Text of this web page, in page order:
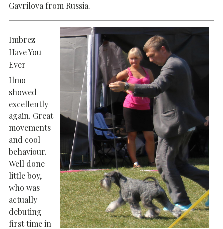
Gavrilova from Russia.
Imbrez
Have You
Ever
Ilmo
showed
excellently
again. Great
movements
and cool
behaviour.
Well done
little boy,
who was
actually
debuting
first time in